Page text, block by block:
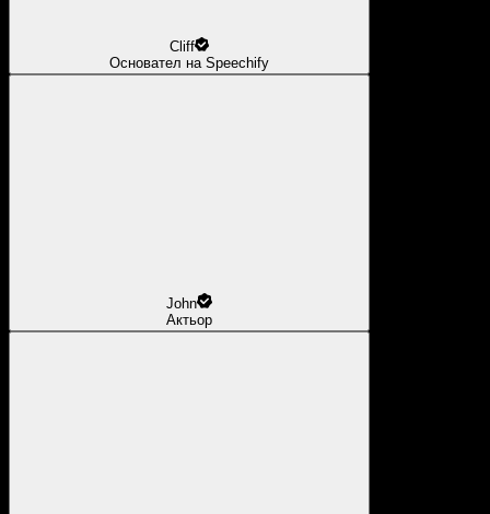
Cliff
Основател на Speechify
John
Актьор